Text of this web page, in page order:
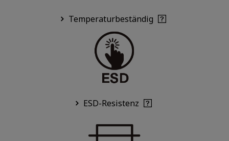
Temperaturbeständig
ESD-Resistenz